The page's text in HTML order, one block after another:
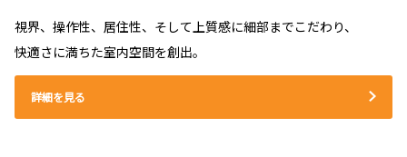
視界、操作性、居住性、そして上質感に細部までこだわり、
快適さに満ちた室内空間を創出。
詳細を見る